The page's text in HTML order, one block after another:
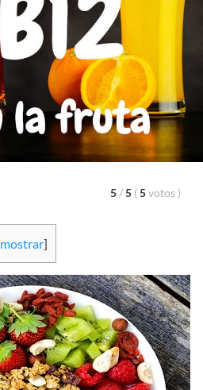
5 /5 (5votos )
mostrar]